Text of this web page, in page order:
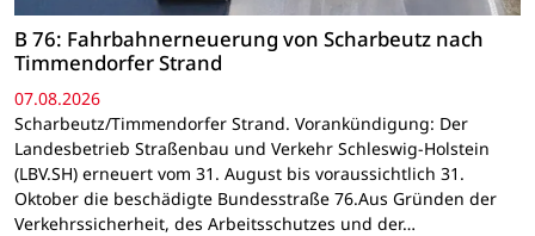
B 76: Fahrbahnerneuerung von Scharbeutz nach
Timmendorfer Strand
07.08.2026
Scharbeutz/Timmendorfer Strand. Vorankündigung: Der
Landesbetrieb Straßenbau und Verkehr Schleswig-Holstein
(LBV.SH) erneuert vom 31. August bis voraussichtlich 31.
Oktober die beschädigte Bundesstraße 76.Aus Gründen der
Verkehrssicherheit, des Arbeitsschutzes und der…